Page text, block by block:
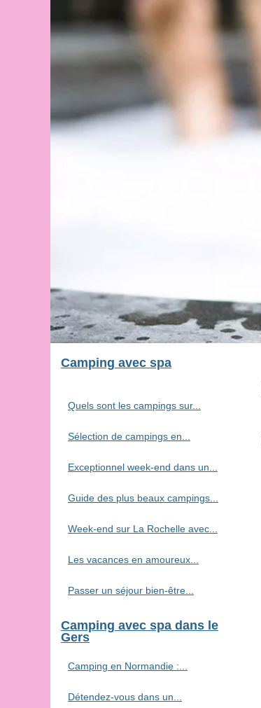
Camping avec spa
Quels sont les campings sur...
Sélection de campings en...
Exceptionnel week-end dans un...
Guide des plus beaux campings...
Week-end sur La Rochelle avec...
Les vacances en amoureux...
Passer un séjour bien-être...
Camping avec spa dans le
Gers
Camping en Normandie :...
Détendez-vous dans un...